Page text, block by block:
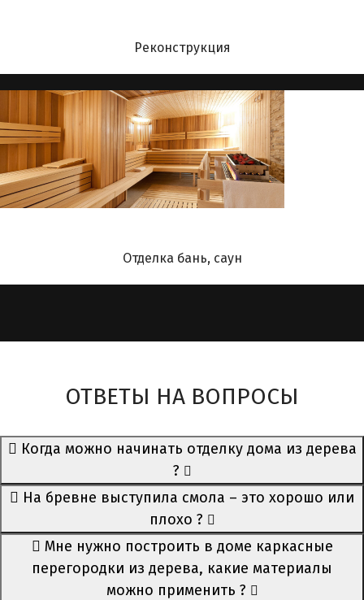
Реконструкция
Отделка бань, саун
ОТВЕТЫ НА ВОПРОСЫ
?
плохо ?
перегородки из дерева, какие материалы
можно применить ?